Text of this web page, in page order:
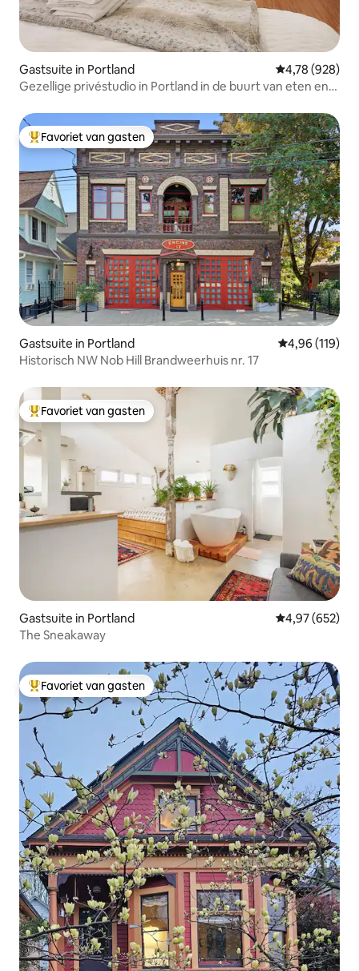
Gastsuite in Portland Gemiddelde
4,78 (928)
Gezellige privéstudio in Portland in de buurt van eten en
Topfavoriet van gasten
Favoriet van gasten
Gastsuite in Portland Gemiddelde
4,96 (119)
Historisch NW Nob Hill Brandweerhuis nr. 17
Topfavoriet van gasten
Favoriet van gasten
Gastsuite in Portland Gemiddelde
4,97 (652)
The Sneakaway
Topfavoriet van gasten
Favoriet van gasten